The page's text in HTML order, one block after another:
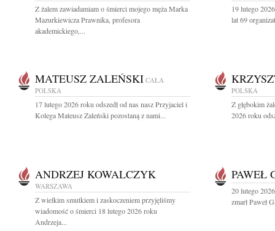
Z żalem zawiadamiam o śmierci mojego męża Marka
Mazurkiewicza Prawnika, profesora
akademickiego,...
19 lutego
lat 69
MATEUSZ ZALEŃSKI CAŁA
POLSKA
17 lutego 2026 roku odszedł od nas nasz Przyjaciel i
Kolega Mateusz Zaleński pozostaną z nami...
POLSKA
Z głębokim
2026 roku
ANDRZEJ KOWALCZYK
WARSZAWA
Z wielkim smutkiem i zaskoczeniem przyjęliśmy
wiadomość o śmierci 18 lutego 2026 roku
Andrzeja...
PAWEŁ
20 lutego
zmarł Paweł